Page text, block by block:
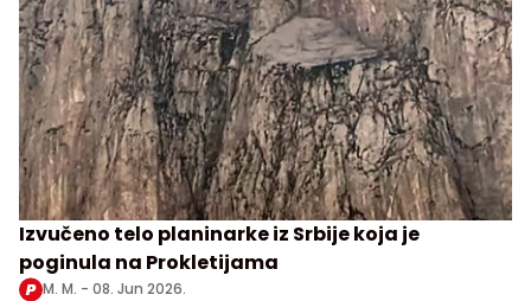
Izvučeno telo planinarke iz Srbije koja je
poginula na Prokletijama
M. M. - 08. Jun 2026.